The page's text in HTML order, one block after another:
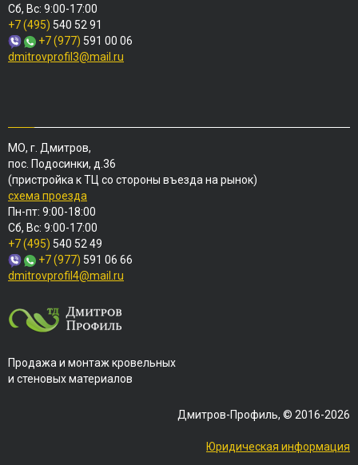
Сб, Вс: 9:00-17:00
+7 (495) 540 52 91
+7 (977) 591 00 06
dmitrovprofil3@mail.ru
МО, г. Дмитров,
пос. Подосинки, д.36
(пристройка к ТЦ со стороны въезда на рынок)
схема проезда
Пн-пт: 9:00-18:00
Сб, Вс: 9:00-17:00
+7 (495) 540 52 49
+7 (977) 591 06 66
dmitrovprofil4@mail.ru
Продажа и монтаж кровельных
и стеновых материалов
Дмитров-Профиль, © 2016-2026
Юридическая информация